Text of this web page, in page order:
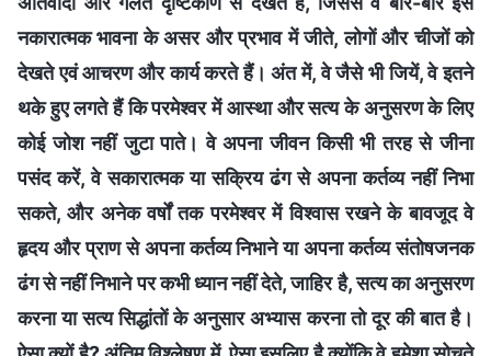
नकारात्मक भावना के असर और प्रभाव में जीते, लोगों और चीजों को
देखते एवं आचरण और कार्य करते हैं। अंत में, वे जैसे भी जियें, वे इतने
थके हुए लगते हैं कि परमेश्वर में आस्था और सत्य के अनुसरण के लिए
कोई जोश नहीं जुटा पाते। वे अपना जीवन किसी भी तरह से जीना
पसंद करें, वे सकारात्मक या सक्रिय ढंग से अपना कर्तव्य नहीं निभा
सकते, और अनेक वर्षों तक परमेश्वर में विश्वास रखने के बावजूद वे
हृदय और प्राण से अपना कर्तव्य निभाने या अपना कर्तव्य संतोषजनक
ढंग से नहीं निभाने पर कभी ध्यान नहीं देते, जाहिर है, सत्य का अनुसरण
करना या सत्य सिद्धांतों के अनुसार अभ्यास करना तो दूर की बात है।